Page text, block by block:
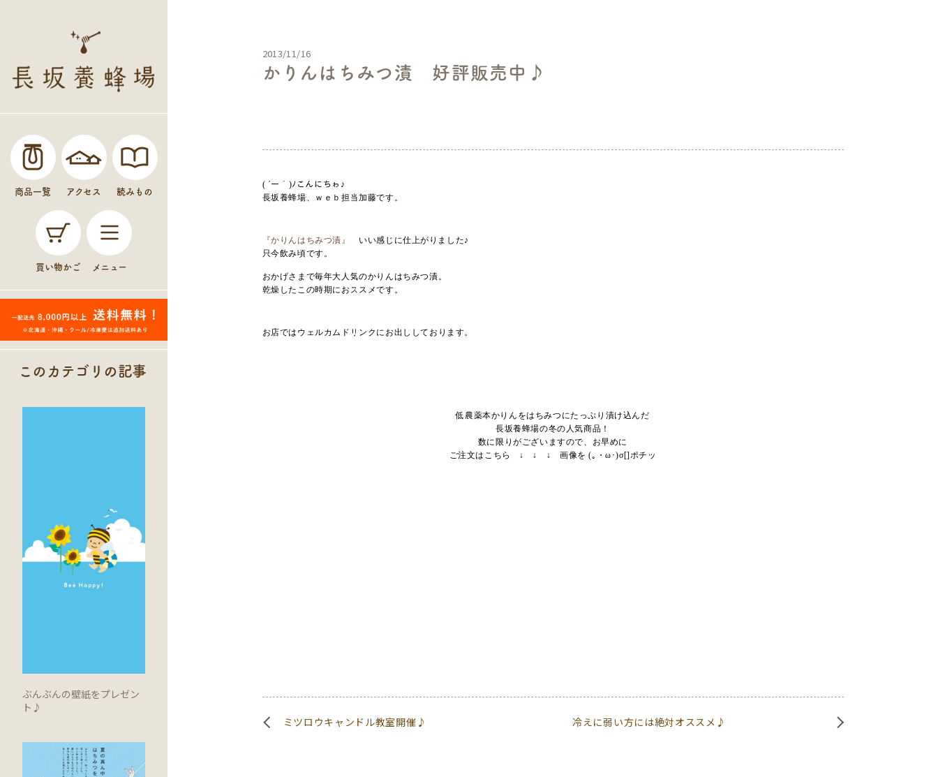
商品一覧 アクセス 読みもの
買い物かご メニュー
このカテゴリの記事
ぶんぶんの壁紙をプレゼン
ト♪
2013/11/16
かりんはちみつ漬 好評販売中♪
( ´ー｀)ﾉこんにちゎ♪
長坂養蜂場、ｗｅｂ担当加藤です。
『かりんはちみつ漬』
いい感じに仕上がりました♪
只今飲み頃です。
おかげさまで毎年大人気のかりんはちみつ漬。
乾燥したこの時期におススメです。
お店ではウェルカムドリンクにお出ししております。
低農薬本かりんをはちみつにたっぷり漬け込んだ
長坂養蜂場の冬の人気商品！
数に限りがございますので、お早めに
ご注文はこちら ↓ ↓ ↓ 画像を (｡・ω･)σ[]ポチッ
ミツロウキャンドル教室開催♪ 冷えに弱い方には絶対オススメ♪